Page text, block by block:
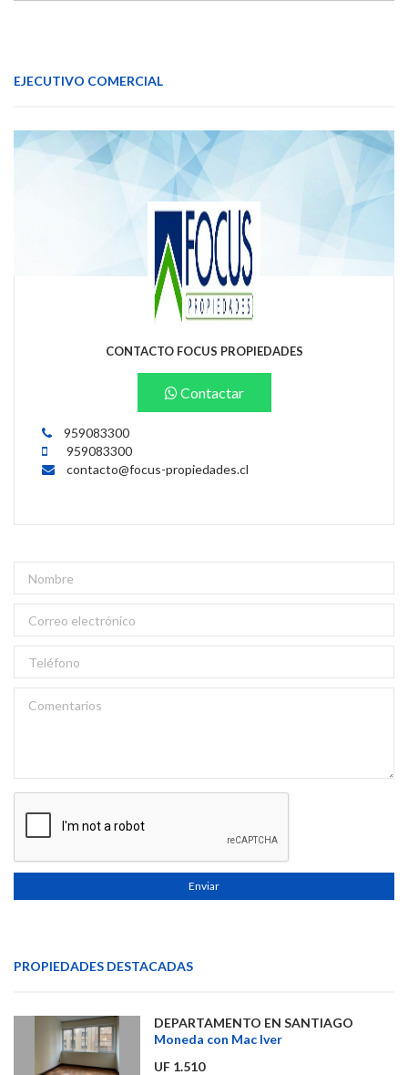
EJECUTIVO COMERCIAL
CONTACTO FOCUS PROPIEDADES
Contactar
959083300
959083300
contacto@focus-propiedades.cl
Enviar
PROPIEDADES DESTACADAS
DEPARTAMENTO EN SANTIAGO
Moneda con Mac Iver
UF 1.510